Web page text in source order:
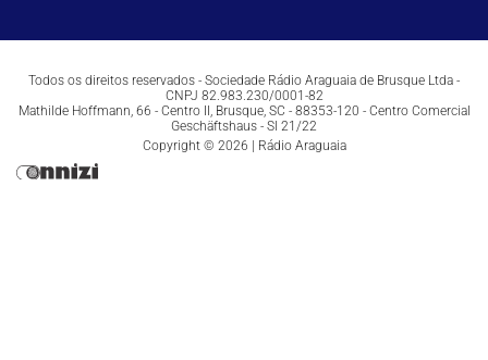
Todos os direitos reservados - Sociedade Rádio Araguaia de Brusque Ltda -
CNPJ 82.983.230/0001-82
Mathilde Hoffmann, 66 - Centro II, Brusque, SC - 88353-120 - Centro Comercial
Geschäftshaus - Sl 21/22
Copyright © 2026 | Rádio Araguaia